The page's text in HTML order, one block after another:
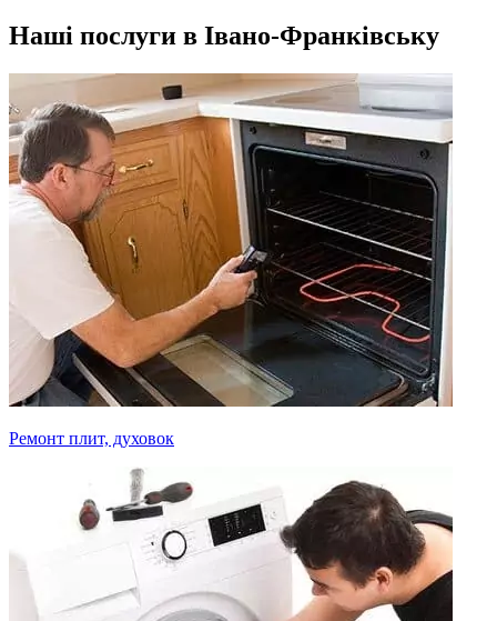
Наші послуги в Івано-Франківську
Ремонт плит, духовок